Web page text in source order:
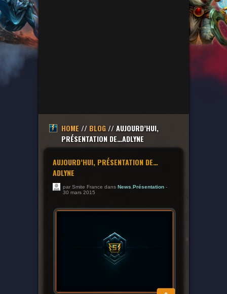
HOME // BLOG// AUJOURD’HUI,
PRÉSENTATION DE…ADLYNE
AUJOURD’HUI, PRÉSENTATION DE…
ADLYNE
par Smite France dans News, Présentation-
30 mars 2015